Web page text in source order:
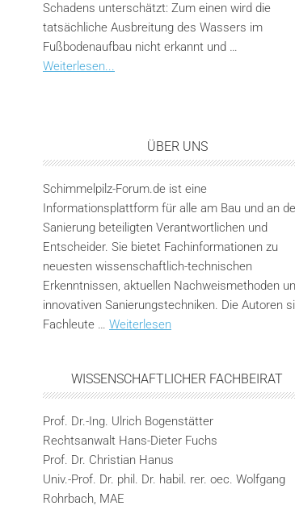
Schadens unterschätzt: Zum einen wird die
tatsächliche Ausbreitung des Wassers im
Fußbodenaufbau nicht erkannt und …
Weiterlesen...
ÜBER UNS
Schimmelpilz-Forum.de ist eine
Informationsplattform für alle am Bau und an
Sanierung beteiligten Verantwortlichen und
Entscheider. Sie bietet Fachinformationen zu
neuesten wissenschaftlich-technischen
Erkenntnissen, aktuellen Nachweismethoden
innovativen Sanierungstechniken. Die Autoren
Fachleute … Weiterlesen
WISSENSCHAFTLICHER FACHBEIRAT
Prof. Dr.-Ing. Ulrich Bogenstätter
Rechtsanwalt Hans-Dieter Fuchs
Prof. Dr. Christian Hanus
Univ.-Prof. Dr. phil. Dr. habil. rer. oec. Wolfgang
Rohrbach, MAE